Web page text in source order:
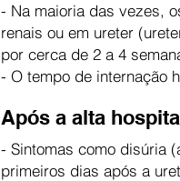
- Na maioria das vezes,
renais ou em ureter
por cerca de 2 a 4
- O tempo de internação
Após a alta
- Sintomas como disúria
primeiros dias após a